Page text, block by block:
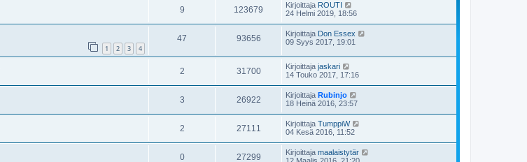
9 123679 Kirjoittaja ROUTI
24 Helmi 2019, 18:56
1 2 3 4
47 93656 Kirjoittaja Don Essex
09 Syys 2017, 19:01
2 31700 Kirjoittaja jaskari
14 Touko 2017, 17:16
3 26922 Kirjoittaja Rubinjo
18 Heinä 2016, 23:57
2 27111 Kirjoittaja TumppiW
04 Kesä 2016, 11:52
0 27299 Kirjoittaja maalaistytär